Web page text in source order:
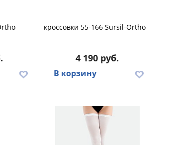
кроссовки 55-166 Sursil-Ortho
4 190 руб.
В корзину